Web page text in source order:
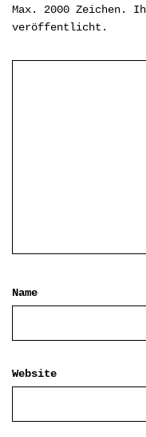
Max. 2000 Zeichen.
veröffentlicht.
Name
Website